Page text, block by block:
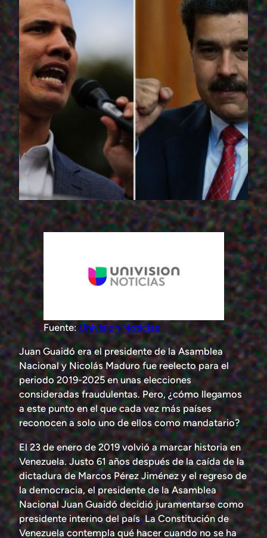
Fuente:Univision Noticias
Juan Guaidó era el presidente de la Asamblea
Nacional y Nicolás Maduro fue reelecto para el
periodo 2019-2025 en unas elecciones
consideradas fraudulentas. Pero, ¿cómo llegamos
a este punto en el que cada vez más países
reconocen a solo uno de ellos como mandatario?
El 23 de enero de 2019 volvió a marcar historia en
Venezuela. Justo 61 años después de la caída de la
dictadura de Marcos Pérez Jiménez y el regreso de
la democracia, el presidente de la Asamblea
Nacional Juan Guaidó decidió juramentarse como
presidente interino del país.La Constitución de
Venezuela contempla qué hacer cuando no se ha